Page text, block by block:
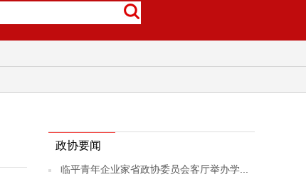
政协要闻
临平青年企业家省政协委员会客厅举办学...